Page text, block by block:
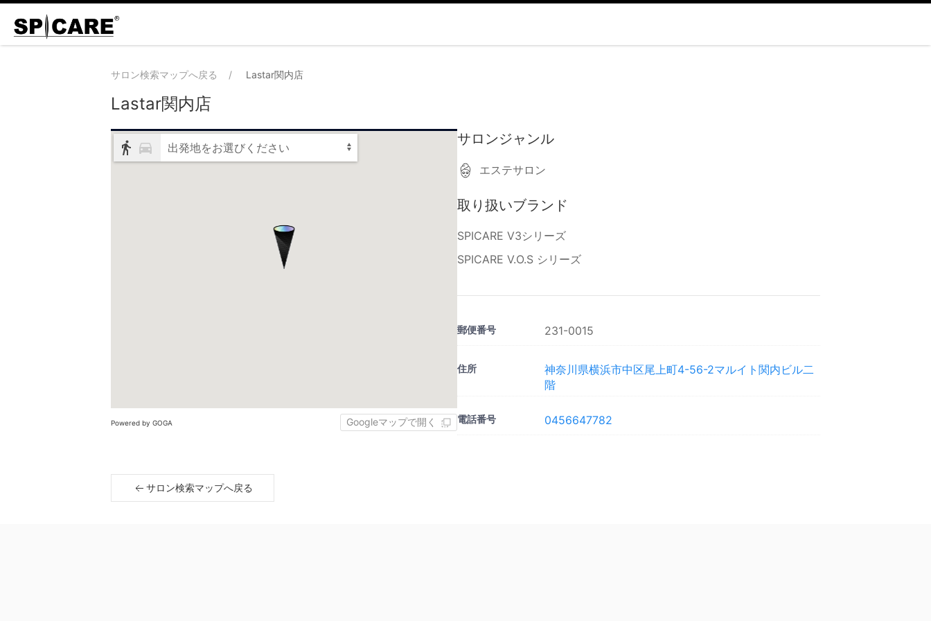
サロン検索マップへ戻る Lastar関内店
Lastar関内店
出発地をお選びください
Powered by GOGA Googleマップで開く
サロンジャンル
エステサロン
取り扱いブランド
SPICARE V3シリーズ
SPICARE V.O.S シリーズ
郵便番号 231-0015
住所
神奈川県横浜市中区尾上町4-56-2マルイト関内ビル二
階
電話番号 0456647782
サロン検索マップへ戻る